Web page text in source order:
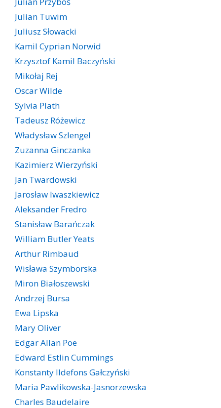
Julian Tuwim
Juliusz Słowacki
Kamil Cyprian Norwid
Krzysztof Kamil Baczyński
Mikołaj Rej
Oscar Wilde
Sylvia Plath
Tadeusz Różewicz
Władysław Szlengel
Zuzanna Ginczanka
Kazimierz Wierzyński
Jan Twardowski
Jarosław Iwaszkiewicz
Aleksander Fredro
Stanisław Barańczak
William Butler Yeats
Arthur Rimbaud
Wisława Szymborska
Miron Białoszewski
Andrzej Bursa
Ewa Lipska
Mary Oliver
Edgar Allan Poe
Edward Estlin Cummings
Konstanty Ildefons Gałczyński
Maria Pawlikowska-Jasnorzewska
Charles Baudelaire